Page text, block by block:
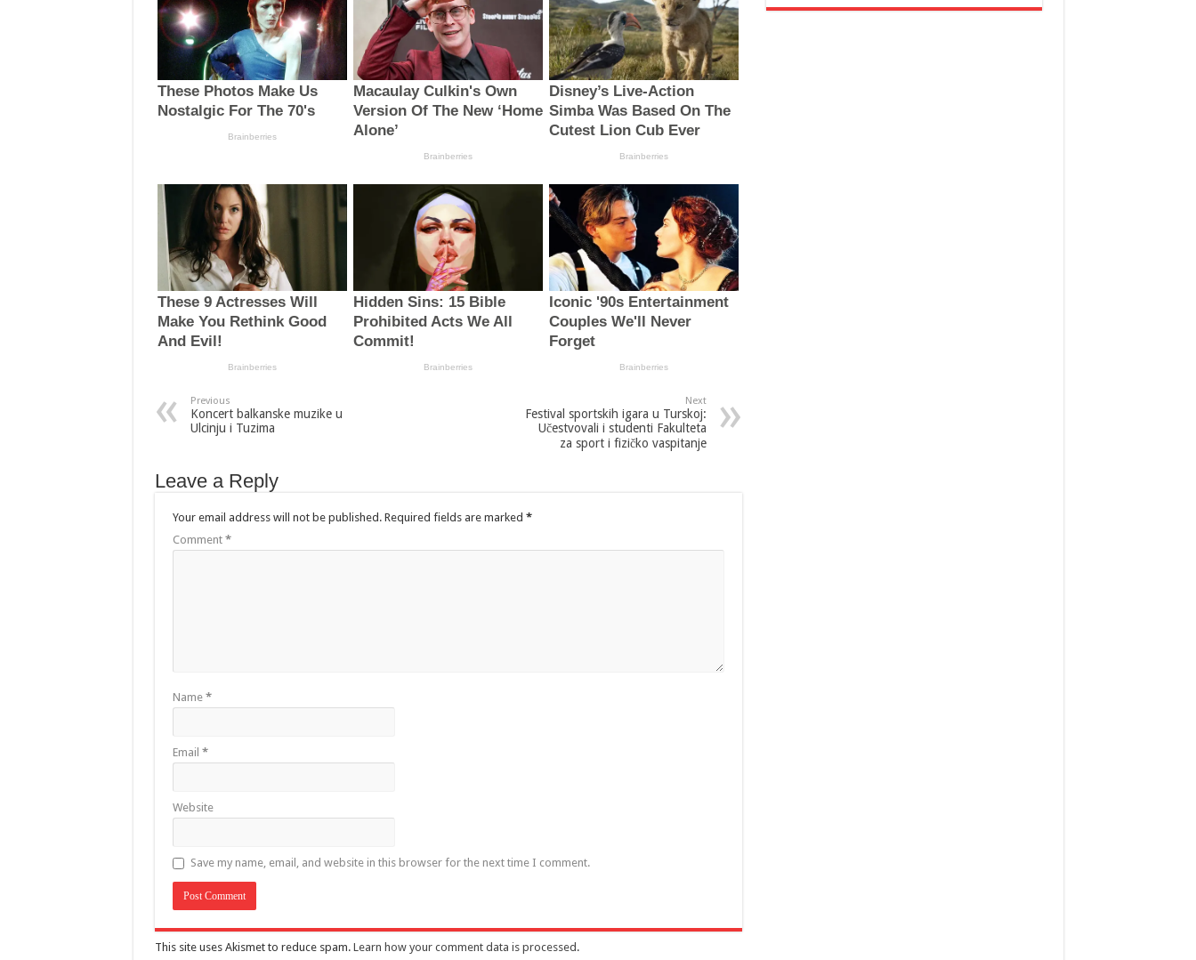
Previous
Koncert balkanske muzike u
Ulcinju i Tuzima
Next
Festival sportskih igara u Turskoj:
Učestvovali i studenti Fakulteta
za sport i fizičko vaspitanje
Leave a Reply
Your email address will not be published. Required fields are marked *
Comment *
Name *
Email *
Website
Save my name, email, and website in this browser for the next time I comment.
This site uses Akismet to reduce spam. Learn how your comment data is processed .